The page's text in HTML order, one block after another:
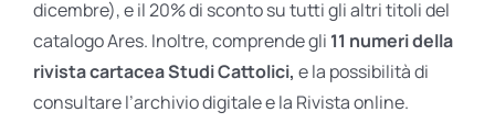
dicembre), e il 20% di sconto su tutti gli altri titoli del
catalogo Ares. Inoltre, comprende gli 11 numeri della
rivista cartacea Studi Cattolici, e la possibilità di
consultare l’archivio digitale e la Rivista online.